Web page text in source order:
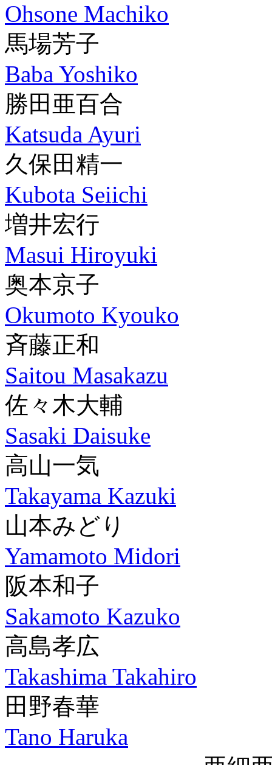
Ohsone Machiko
馬場芳子
Baba Yoshiko
勝田亜百合
Katsuda Ayuri
久保田精一
Kubota Seiichi
増井宏行
Masui Hiroyuki
奥本京子
Okumoto Kyouko
斉藤正和
Saitou Masakazu
佐々木大輔
Sasaki Daisuke
高山一気
Takayama Kazuki
山本みどり
Yamamoto Midori
阪本和子
Sakamoto Kazuko
高島孝広
Takashima Takahiro
田野春華
Tano Haruka